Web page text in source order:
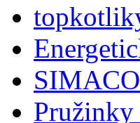
Pružinky